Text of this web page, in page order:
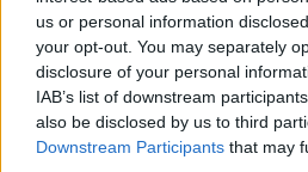
us or personal information
your opt-out. You may separately
disclosure of your personal
IAB’s list of downstream
also be disclosed by us to third
Downstream Participants that may